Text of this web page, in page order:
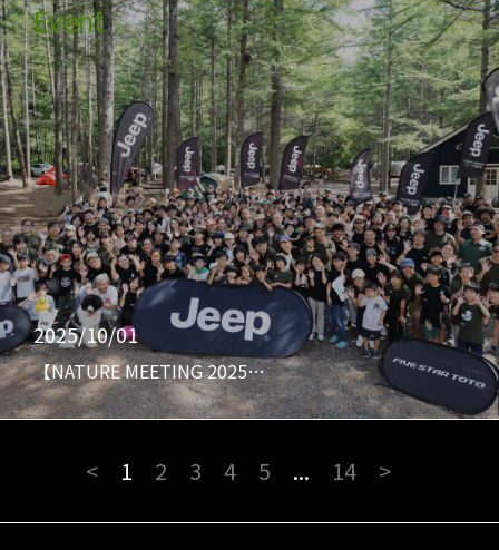
Event
2025/10/01
【NATURE MEETING 2025…
< 1 2 3 4 5 ... 14 >